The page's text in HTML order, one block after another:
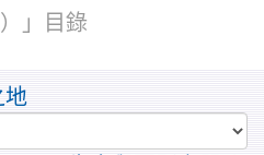
」目錄
地